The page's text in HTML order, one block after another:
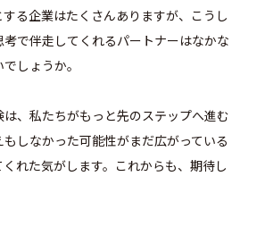
る企業はたくさんありますが、こうし
で伴走してくれるパートナーはなかな
しょうか。
、私たちがもっと先のステップへ進む
しなかった可能性がまだ広がっている
れた気がします。これからも、期待し